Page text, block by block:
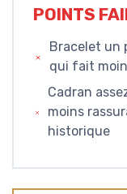
POINTS
Bracelet un
qui fait
Cadran
moins
historique